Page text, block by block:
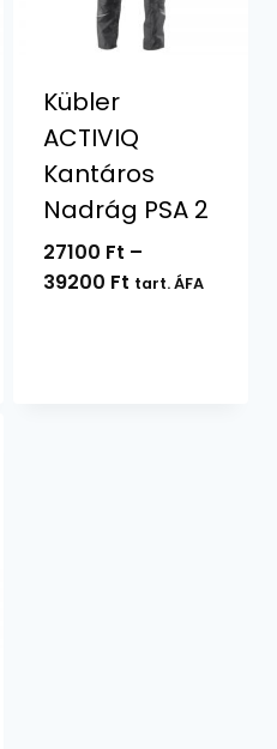
Kübler
ACTIVIQ
Kantáros
Nadrág PSA 2
27100 Ft –
39200 FtÁrtartomány:
tart. ÁFA